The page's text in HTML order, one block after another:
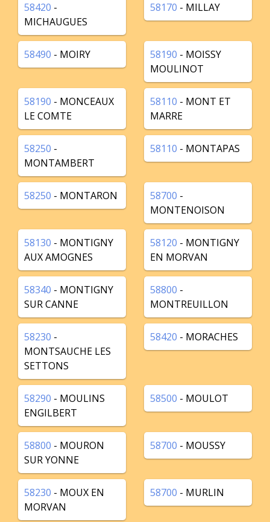
58420 -
MICHAUGUES
58170 - MILLAY
58490 - MOIRY 58190 - MOISSY
MOULINOT
58190 - MONCEAUX
LE COMTE
58110 - MONT ET
MARRE
58250 -
MONTAMBERT
58110 - MONTAPAS
58250 - MONTARON 58700 -
MONTENOISON
58130 - MONTIGNY
AUX AMOGNES
58120 - MONTIGNY
EN MORVAN
58340 - MONTIGNY
SUR CANNE
58800 -
MONTREUILLON
58230 -
MONTSAUCHE LES
SETTONS
58420 - MORACHES
58290 - MOULINS
ENGILBERT
58500 - MOULOT
58800 - MOURON
SUR YONNE
58700 - MOUSSY
58230 - MOUX EN
MORVAN
58700 - MURLIN